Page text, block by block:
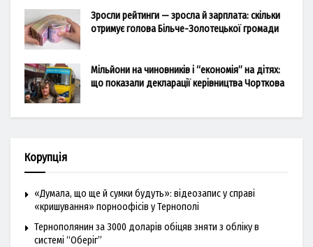
Зросли рейтинги — зросла й зарплата: скільки
отримує голова Більче-Золотецької громади
Мільйони на чиновників і “економія” на дітях:
що показали декларації керівництва Чорткова
Корупція
«Думала, що ще й сумки будуть»: відеозапис у справі
«кришування» порноофісів у Тернополі
Тернополянин за 3000 доларів обіцяв зняти з обліку в
системі “Оберіг”